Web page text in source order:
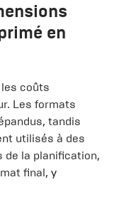
en
coûts
Les formats
tandis
utilisés à des
de la planification,
final, y